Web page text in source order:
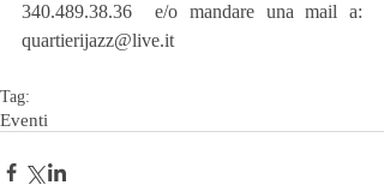
340.489.38.36  e/o mandare una mail a:
quartierijazz@live.it
Tag:
Eventi